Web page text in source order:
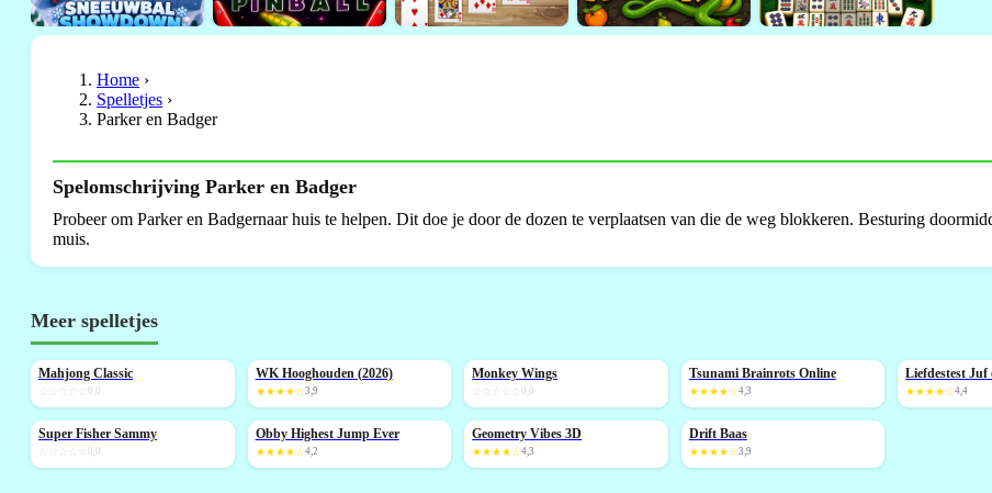
Home ›
Spelletjes ›
Parker en Badger
Spelomschrijving Parker en Badger
Probeer om Parker en Badgernaar huis te helpen. Dit doe je door de dozen te verplaatsen van die de weg blokkeren. Besturing
muis.
Meer spelletjes
NIEUW
Mahjong Classic
0,0
NIEUW
WK Hooghouden (2026)
★★★★☆3,9
NIEUW
Monkey Wings
☆☆☆☆☆0,0
NIEUW
Tsunami Brainrots Online
★★★★☆4,3
NIEUW
Liefdestest Juf
★★★★☆4,4
NIEUW
Super Fisher Sammy
0,0
NIEUW
Obby Highest Jump Ever
★★★★☆4,2
NIEUW
Geometry Vibes 3D
★★★★☆4,3
Drift Baas
★★★★☆3,9